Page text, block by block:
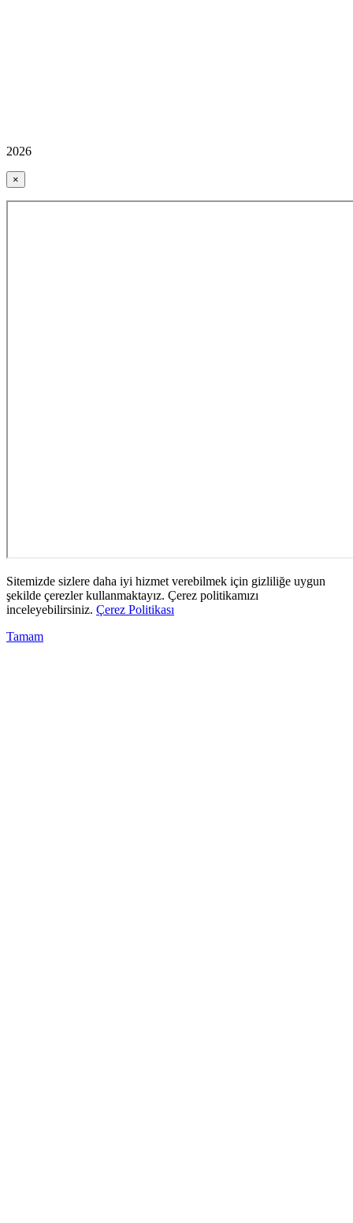
2026
×
Sitemizde sizlere daha iyi hizmet verebilmek için gizliliğe uygun
şekilde çerezler kullanmaktayız. Çerez politikamızı
inceleyebilirsiniz. Çerez Politikası
Tamam